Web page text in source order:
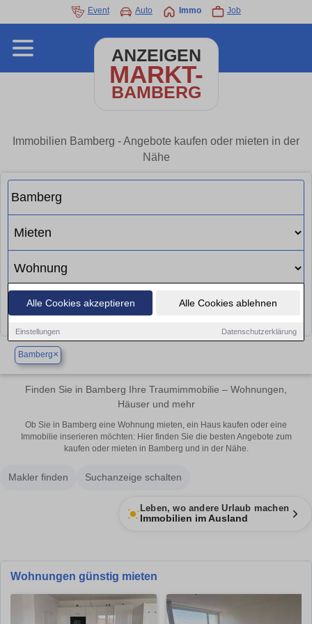
Alle Cookies akzeptieren Alle Cookies ablehnen
Einstellungen Datenschutzerklärung
Event Auto Immo Job
ANZEIGEN
MARKT-
BAMBERG
Immobilien Bamberg - Angebote kaufen oder mieten in der
Nähe
Suchen
Bamberg×
Finden Sie in Bamberg Ihre Traumimmobilie – Wohnungen,
Häuser und mehr
Ob Sie in Bamberg eine Wohnung mieten, ein Haus kaufen oder eine
Immobilie inserieren möchten: Hier finden Sie die besten Angebote zum
kaufen oder mieten in Bamberg und in der Nähe.
Makler finden Suchanzeige schalten
Leben, wo andere Urlaub machen
Immobilien im Ausland
Wohnungen günstig mieten